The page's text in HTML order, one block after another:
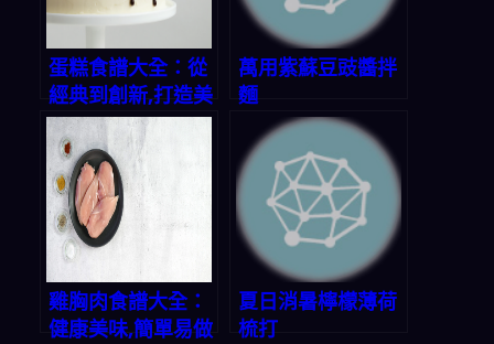
蛋糕食譜大全：從
經典到創新,打造美
味甜蜜時光
萬用紫蘇豆豉醬拌
麵
雞胸肉食譜大全：
健康美味,簡單易做
夏日消暑檸檬薄荷
梳打